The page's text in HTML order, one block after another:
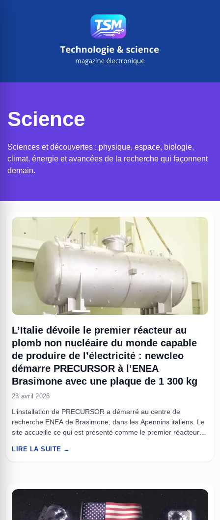
Science
Sciences et découvertes : physique, espace, biologie,
climat, énergie et avancées de la recherche qui façonnent
demain.
L’Italie dévoile le premier réacteur au
plomb non nucléaire du monde capable
de produire de l’électricité : newcleo
démarre PRECURSOR à l’ENEA
Brasimone avec une plaque de 1 300 kg
23 avril 2026
L’installation de PRECURSOR a démarré au centre de
recherche ENEA de Brasimone, dans les Apennins italiens. Le
site accueille ce qui est présenté comme le premier réacteur
démonstrateur pool-type pensé pour reproduire à échelle
LIRE LA SUITE →